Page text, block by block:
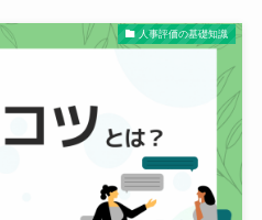
人事評価の基礎知識